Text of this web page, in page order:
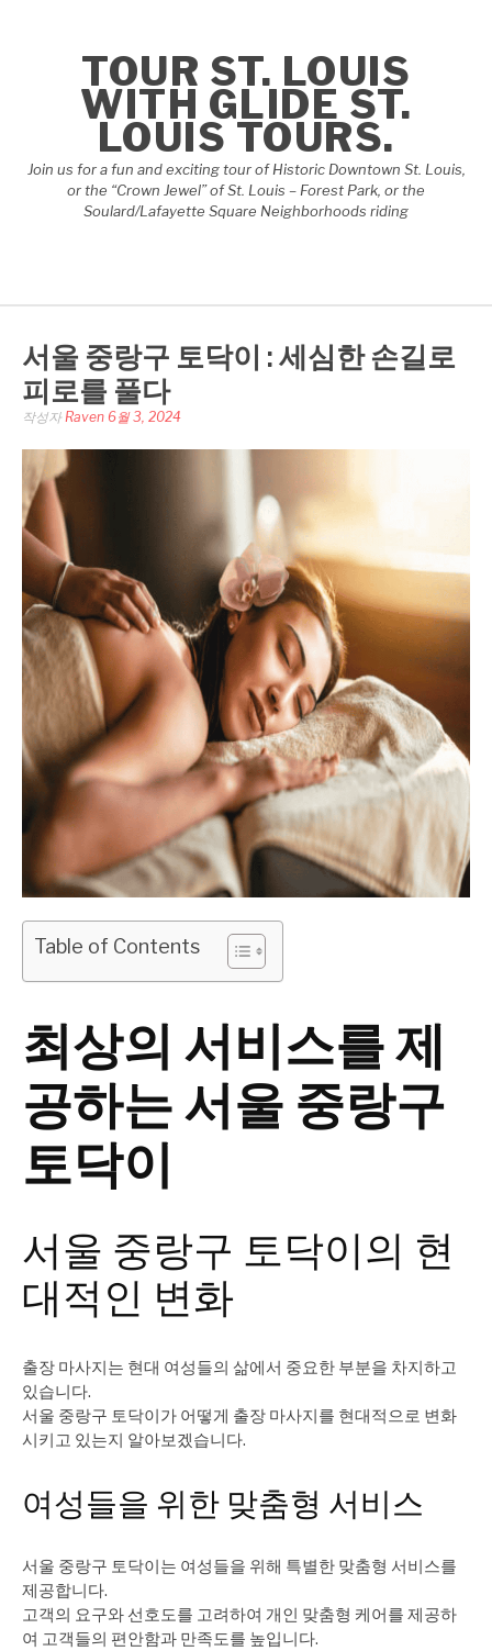
TOUR ST. LOUIS
WITH GLIDE ST.
LOUIS TOURS.
Join us for a fun and exciting tour of Historic Downtown St. Louis,
or the “Crown Jewel” of St. Louis – Forest Park, or the
Soulard/Lafayette Square Neighborhoods riding
서울 중랑구 토닥이 : 세심한 손길로
피로를 풀다
작성자 Raven 6월 3, 2024
Table of Contents
최상의 서비스를 제
공하는 서울 중랑구
토닥이
서울 중랑구 토닥이의 현
대적인 변화
출장 마사지는 현대 여성들의 삶에서 중요한 부분을 차지하고
있습니다.
서울 중랑구 토닥이가 어떻게 출장 마사지를 현대적으로 변화
시키고 있는지 알아보겠습니다.
여성들을 위한 맞춤형 서비스
서울 중랑구 토닥이는 여성들을 위해 특별한 맞춤형 서비스를
제공합니다.
고객의 요구와 선호도를 고려하여 개인 맞춤형 케어를 제공하
여 고객들의 편안함과 만족도를 높입니다.